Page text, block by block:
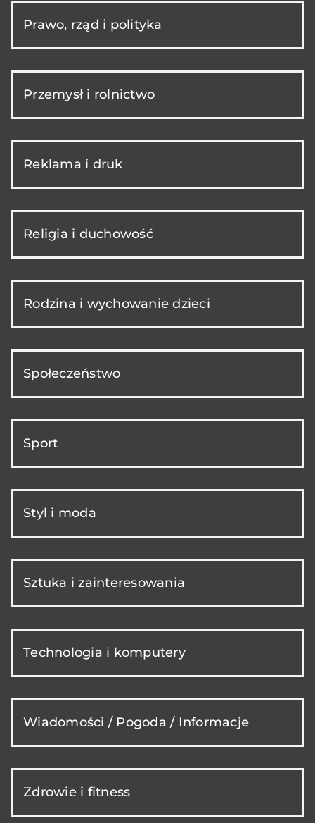
Prawo, rząd i polityka
Przemysł i rolnictwo
Reklama i druk
Religia i duchowość
Rodzina i wychowanie dzieci
Społeczeństwo
Sport
Styl i moda
Sztuka i zainteresowania
Technologia i komputery
Wiadomości / Pogoda / Informacje
Zdrowie i fitness